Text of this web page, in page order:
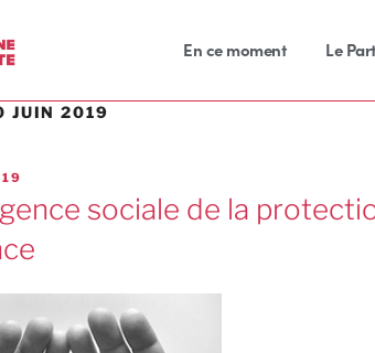
En ce moment Le
JUIN 2019
sociale de la